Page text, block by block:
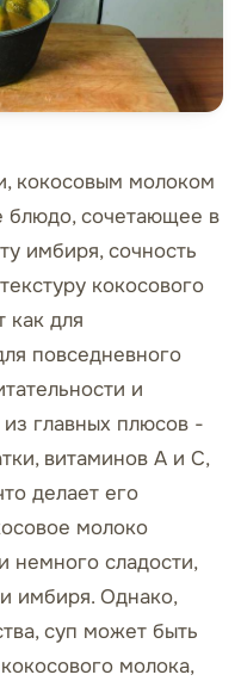
кокосовым молоком
блюдо, сочетающее в
имбиря, сочность
кокосового
как для
повседневного
и
главных плюсов -
витаминов А и С,
делает его
молоко
немного сладости,
имбиря. Однако,
суп может быть
молока,